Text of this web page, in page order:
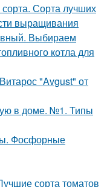
Сорта лучших
выращивания
Выбираем
котла для
"Avgust" от
в доме. №1. Типы
Фосфорные
сорта томатов